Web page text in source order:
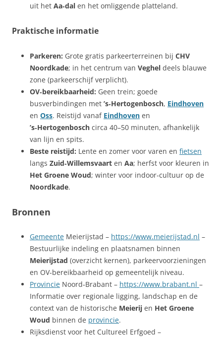
uit het Aa‑dal en het omliggende platteland.
Praktische informatie
Parkeren: Grote gratis parkeerterreinen bij CHV
Noordkade; in het centrum van Veghel deels blauwe
zone (parkeerschijf verplicht).
OV‑bereikbaarheid: Geen trein; goede
busverbindingen met ’s‑Hertogenbosch, Eindhoven
en Oss. Reistijd vanaf Eindhoven en
’s‑Hertogenbosch circa 40–50 minuten, afhankelijk
van lijn en spits.
Beste reistijd: Lente en zomer voor varen en fietsen
langs Zuid‑Willemsvaart en Aa; herfst voor kleuren in
Het Groene Woud; winter voor indoor‑cultuur op de
Noordkade.
Bronnen
Gemeente Meierijstad – https://www.meierijstad.nl –
Bestuurlijke indeling en plaatsnamen binnen
Meierijstad (overzicht kernen), parkeervoorzieningen
en OV‑bereikbaarheid op gemeentelijk niveau.
Provincie Noord‑Brabant – https://www.brabant.nl –
Informatie over regionale ligging, landschap en de
context van de historische Meierij en Het Groene
Woud binnen de provincie.
Rijksdienst voor het Cultureel Erfgoed –